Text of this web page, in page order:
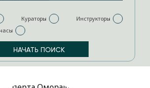
Кураторы
Инструкторы